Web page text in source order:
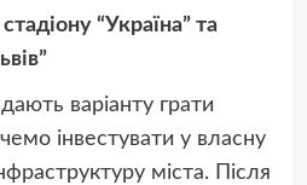
“Україна” та
варіанту грати
інвестувати у власну
міста. Після